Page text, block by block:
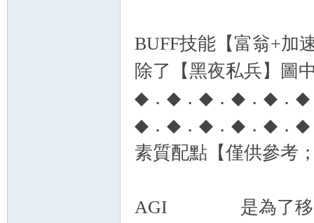
BUFF技能【富翁+加
除了【黑夜私兵】圖
◆．◆．◆．◆．◆．
◆．◆．◆．◆．◆．
素質配點【僅供參考
AGI 是為了移動